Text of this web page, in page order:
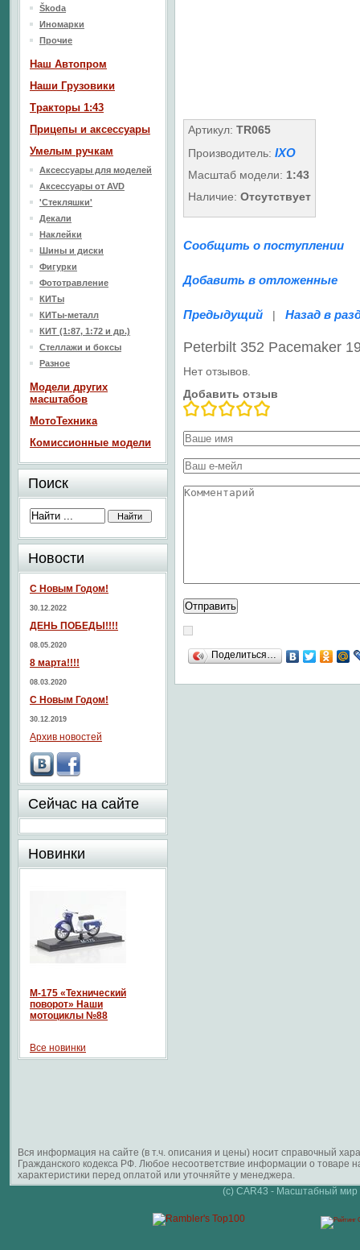
Артикул: TR065
Производитель: IXO
Масштаб модели: 1:43
Наличие: Отсутствует
Сообщить о поступлении
Добавить в отложенные
Предыдущий | Назад в
Peterbilt 352 Pacemaker
Нет отзывов.
Добавить отзыв
Поделиться…
Škoda
Иномарки
Прочие
Наш Aвтопром
Наши Грузовики
Тракторы 1:43
Прицепы и аксессуары
Умелым ручкам
Аксессуары для моделей
Аксессуары от AVD
'Стекляшки'
Декали
Наклейки
Шины и диски
Фигурки
Фототравление
КИТы
КИТы-металл
КИТ (1:87, 1:72 и др.)
Стеллажи и боксы
Разное
Модели других
масштабов
МотоТехника
Комиссионные модели
Поиск
Новости
С Новым Годом!
30.12.2022
ДЕНЬ ПОБЕДЫ!!!!
08.05.2020
8 марта!!!!
08.03.2020
С Новым Годом!
30.12.2019
Архив новостей
Сейчас на сайте
Новинки
М-175 «Технический
поворот» Наши
мотоциклы №88
Все новинки
Вся информация на сайте (в т.ч. описания и цены) носит справочный
Гражданского кодекса РФ. Любое несоответствие информации о
характеристики перед оплатой или уточняйте у менеджера.
(c) CAR43 - Масштабный мир